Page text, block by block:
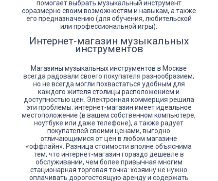
помогает выбрать музыкальный инструмент
соразмерно своим возможностям и навыкам, а также
его предназначению (для обучения, любительской
или профессиональной игры).
Интернет-магазин музыкальных
инструментов
Магазины музыкальных инструментов в Москве
всегда радовали своего покупателя разнообразием,
но не всегда могли похвастаться удобным для
каждого жителя столицы расположением и
доступностью цен. Электронная коммерция решила
эти проблемы: интернет-магазин имеет идеальное
местоположение (в вашем собственном компьютере,
ноутбуке или даже телефоне), а также радует
покупателей своими ценами, выгодно
отличающимися от цен в любом магазине
«оффлайн». Разница стоимости вполне объяснима
тем, что интернет-магазин гораздо дешевле в
обслуживании, чем более привычная многим
стационарная торговая точка: хозяину не нужно
оплачивать дорогостоящую аренду и содержать